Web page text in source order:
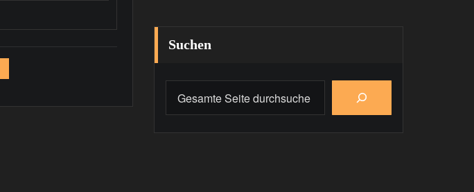
Suchen